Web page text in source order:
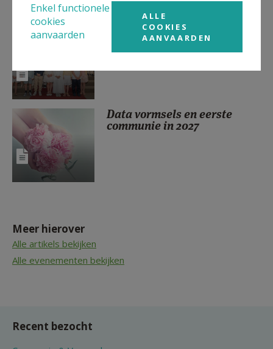
Eerste communies en
vormsels in 2026 - volledig
overzicht
Data vormsels en eerste
communie in 2027
Meer hierover
Alle artikels bekijken
Alle evenementen bekijken
Recent bezocht
Enkel functionele
cookies
aanvaarden
ALLE
COOKIES
AANVAARDEN